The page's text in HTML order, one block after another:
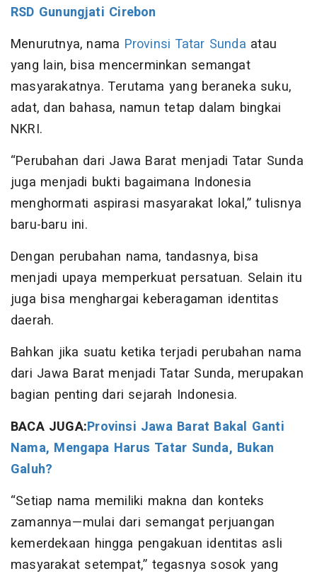
RSD Gunungjati Cirebon
Menurutnya, nama Provinsi Tatar Sunda atau
yang lain, bisa mencerminkan semangat
masyarakatnya. Terutama yang beraneka suku,
adat, dan bahasa, namun tetap dalam bingkai
NKRI.
“Perubahan dari Jawa Barat menjadi Tatar Sunda
juga menjadi bukti bagaimana Indonesia
menghormati aspirasi masyarakat lokal,” tulisnya
baru-baru ini.
Dengan perubahan nama, tandasnya, bisa
menjadi upaya memperkuat persatuan. Selain itu
juga bisa menghargai keberagaman identitas
daerah.
Bahkan jika suatu ketika terjadi perubahan nama
dari Jawa Barat menjadi Tatar Sunda, merupakan
bagian penting dari sejarah Indonesia.
BACA JUGA:Provinsi Jawa Barat Bakal Ganti
Nama, Mengapa Harus Tatar Sunda, Bukan
Galuh?
“Setiap nama memiliki makna dan konteks
zamannya—mulai dari semangat perjuangan
kemerdekaan hingga pengakuan identitas asli
masyarakat setempat,” tegasnya sosok yang